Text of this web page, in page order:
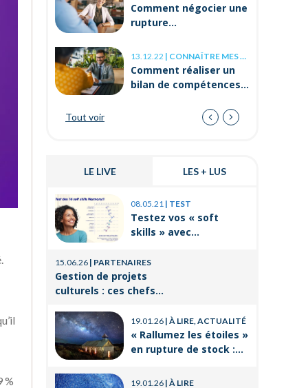
%
Comment négocier une
rupture
13.12.22 | CONNAÎTRE MES DROITS
Comment réaliser un
bilan de compétences
Tout voir
LE LIVE LES + LUS
08.05.21 | TEST
Testez vos « soft
skills » avec
15.06.26 | PARTENAIRES
Gestion de projets
culturels : ces chefs
qui font vivre la culture
19.01.26 | À LIRE, ACTUALITÉ
« Rallumez les étoiles »
en rupture de stock :
d’Emeric Lebreton dès
19.01.26 | À LIRE